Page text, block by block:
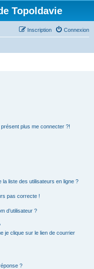
Topoldavie
Connexion
Inscription
plus me connecter ?!
la liste des utilisateurs en ligne ?
pas correcte !
d’utilisateur ?
je clique sur le lien de courrier
?